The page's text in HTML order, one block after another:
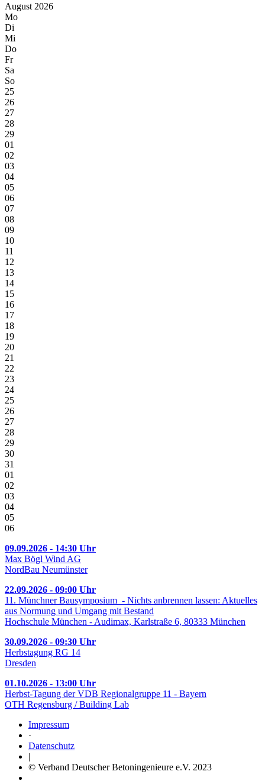
August 2026
Mo
Di
Mi
Do
Fr
Sa
So
25
26
27
28
29
01
02
03
04
05
06
07
08
09
10
11
12
13
14
15
16
17
18
19
20
21
22
23
24
25
26
27
28
29
30
31
01
02
03
04
05
06
09.09.2026 - 14:30 Uhr
Max Bögl Wind AG
NordBau Neumünster
22.09.2026 - 09:00 Uhr
11. Münchner Bausymposium - Nichts anbrennen lassen: Aktuelles
aus Normung und Umgang mit Bestand
Hochschule München - Audimax, Karlstraße 6, 80333 München
30.09.2026 - 09:30 Uhr
Herbstagung RG 14
Dresden
01.10.2026 - 13:00 Uhr
Herbst-Tagung der VDB Regionalgruppe 11 - Bayern
OTH Regensburg / Building Lab
Impressum
·
Datenschutz
|
© Verband Deutscher Betoningenieure e.V. 2023